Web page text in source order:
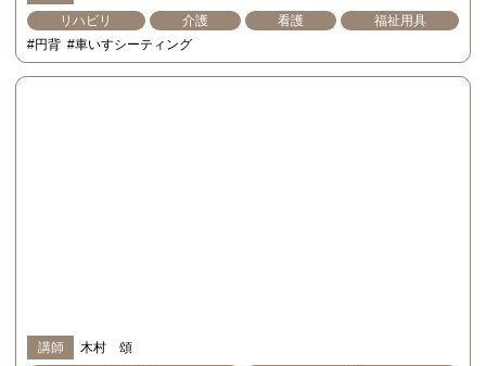
リハビリ 介護 看護
福祉用具
#円背 #車いすシーティング
講師
木村 頌